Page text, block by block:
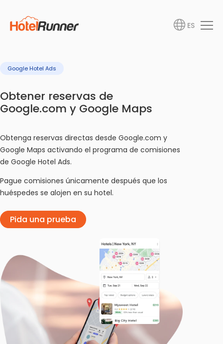
ES
Google Hotel Ads
Obtener reservas de
Google.com y Google Maps
Obtenga reservas directas desde Google.com y
Google Maps activando el programa de comisiones
de Google Hotel Ads.
Pague comisiones únicamente después que los
huéspedes se alojen en su hotel.
Pida una prueba